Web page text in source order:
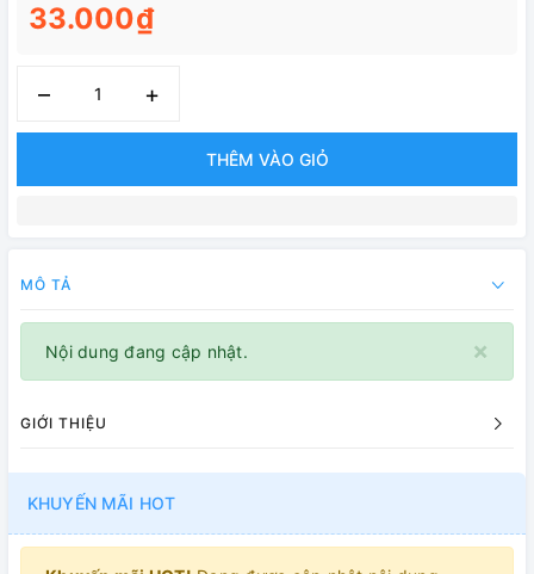
33.000₫
– +
THÊM VÀO GIỎ
MÔ TẢ
×
Nội dung đang cập nhật.
GIỚI THIỆU
KHUYẾN MÃI HOT